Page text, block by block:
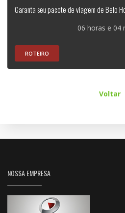
Garanta seu pacote de viagem de Belo
06 horas e 04
ROTEIRO
Voltar
NOSSA EMPRESA